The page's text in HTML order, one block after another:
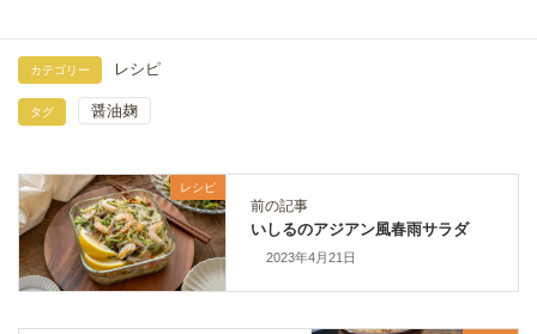
カテゴリー レシピ
タグ 醤油麹
レシピ
前の記事
いしるのアジアン風春雨サラダ
2023年4月21日